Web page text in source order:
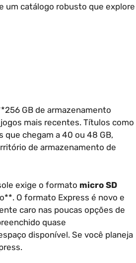
um catálogo robusto que explore
GB de armazenamento
mais recentes. Títulos como
que chegam a 40 ou 48 GB,
de armazenamento de
exige o formato micro SD
O formato Express é novo e
caro nas poucas opções de
quase
disponível. Se você planeja